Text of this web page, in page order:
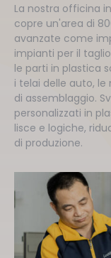
La nostra officina
copre un'area di
avanzate come
impianti per il
le parti in plastica
i telai delle auto,
di assemblaggio.
personalizzati in
lisce e logiche,
di produzione.